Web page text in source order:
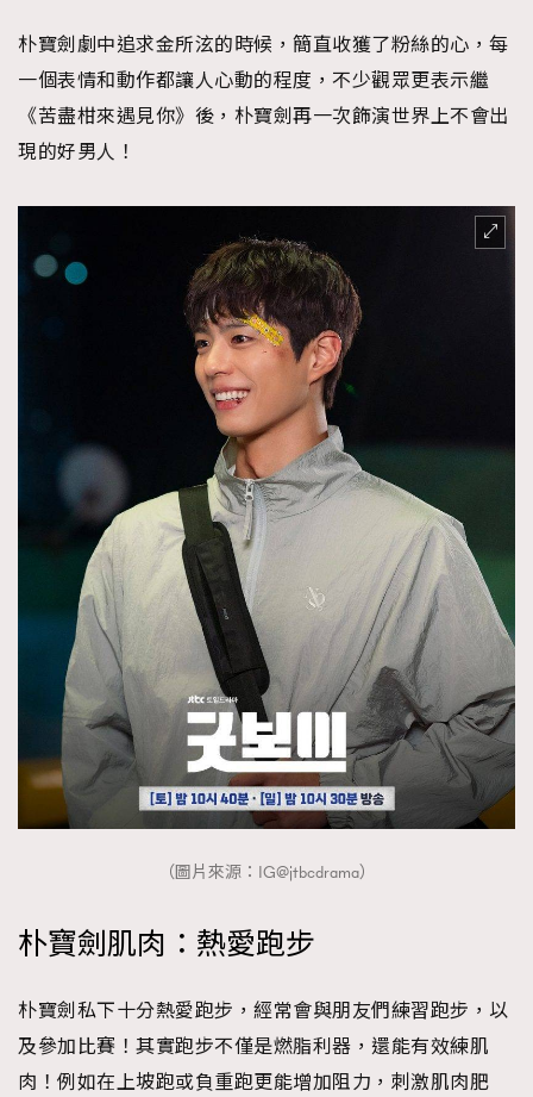
朴寶劍劇中追求金所泫的時候，簡直收獲了粉絲的心，每
一個表情和動作都讓人心動的程度，不少觀眾更表示繼
《苦盡柑來遇見你》後，朴寶劍再一次飾演世界上不會出
現的好男人！
（圖片來源：IG@jtbcdrama）
朴寶劍肌肉：熱愛跑步
朴寶劍私下十分熱愛跑步，經常會與朋友們練習跑步，以
及參加比賽！其實跑步不僅是燃脂利器，還能有效練肌
肉！例如在上坡跑或負重跑更能增加阻力，刺激肌肉肥